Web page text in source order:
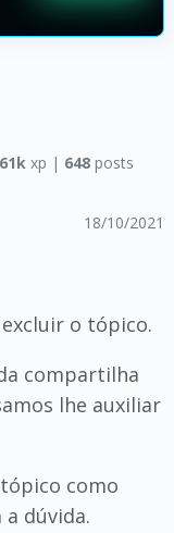
xp | 648posts
18/10/2021
o tópico.
compartilha
lhe auxiliar
como
dúvida.